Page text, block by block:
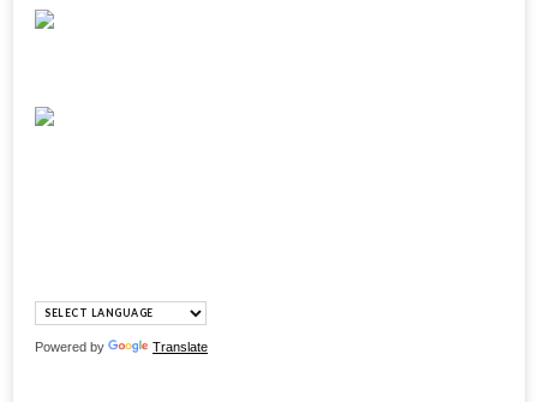
Powered by Translate